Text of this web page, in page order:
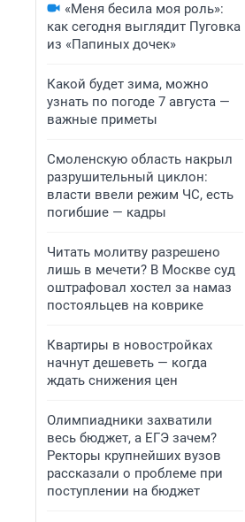
«Меня бесила моя роль»:
как сегодня выглядит Пуговка
из «Папиных дочек»
Какой будет зима, можно
узнать по погоде 7 августа —
важные приметы
Смоленскую область накрыл
разрушительный циклон:
власти ввели режим ЧС, есть
погибшие — кадры
Читать молитву разрешено
лишь в мечети? В Москве суд
оштрафовал хостел за намаз
постояльцев на коврике
Квартиры в новостройках
начнут дешеветь — когда
ждать снижения цен
Олимпиадники захватили
весь бюджет, а ЕГЭ зачем?
Ректоры крупнейших вузов
рассказали о проблеме при
поступлении на бюджет